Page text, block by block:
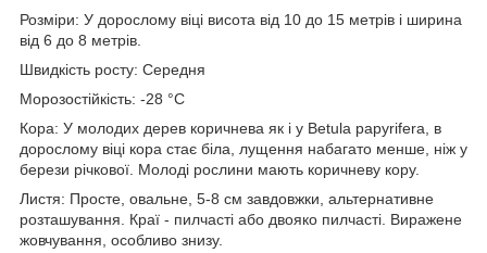
Розміри: У дорослому віці висота від 10 до 15 метрів і ширина
від 6 до 8 метрів.
Швидкість росту: Середня
Морозостійкість: -28 °C
Кора: У молодих дерев коричнева як і у Betula papyrifera, в
дорослому віці кора стає біла, лущення набагато менше, ніж у
берези річкової. Молоді рослини мають коричневу кору.
Листя: Просте, овальне, 5-8 см завдовжки, альтернативне
розташування. Краї - пилчасті або двояко пилчасті. Виражене
жовчування, особливо знизу.